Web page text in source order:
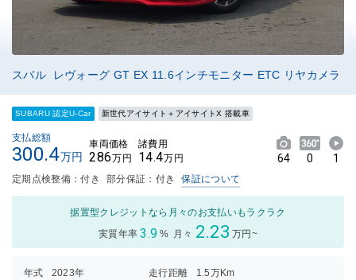
スバル レヴォーグ GT EX 11.6インチモニター ETC リヤカメラ
SUBARU 認定U-Car 新世代アイサイト＋アイサイトX 搭載車
支払総額
300.4万円
車両価格
286万円
諸費用
14.4万円 64 0 1
定期点検整備：付き 部分保証：付き 保証について
据置型クレジットなら月々のお支払いもラクラク
実質年率 3.9 % 月々 2.23 万円~
年式 2023年 走行距離
1.5万Km